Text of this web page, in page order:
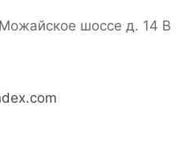
шоссе д. 14 В